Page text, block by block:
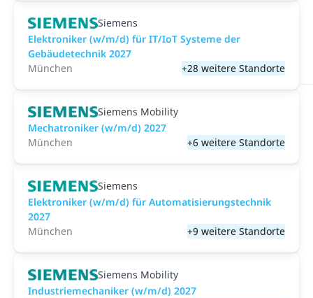
Siemens
Elektroniker (w/m/d) für IT/IoT Systeme der
Gebäudetechnik 2027
München
+28 weitere Standorte
Siemens Mobility
Mechatroniker (w/m/d) 2027
München
+6 weitere Standorte
Siemens
Elektroniker (w/m/d) für Automatisierungstechnik
2027
München
+9 weitere Standorte
Siemens Mobility
Industriemechaniker (w/m/d) 2027